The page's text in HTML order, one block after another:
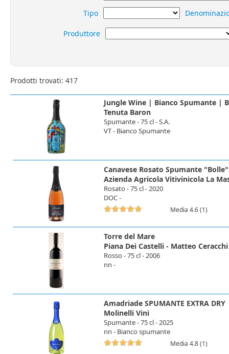
Tipo
Produttore
Prodotti trovati: 417
Jungle Wine | Bianco Spumante |
Tenuta Baron
Spumante - 75 cl - S.A.
VT - Bianco Spumante
Canavese Rosato Spumante
Azienda Agricola Vitivinicola La
Rosato - 75 cl - 2020
DOC -
Media 4.6 (1)
Torre del Mare
Piana Dei Castelli - Matteo Ceracchi
Rosso - 75 cl - 2006
nn -
Amadriade SPUMANTE EXTRA DRY
Molinelli Vini
Spumante - 75 cl - 2025
nn - Bianco spumante
Media 4.8 (1)